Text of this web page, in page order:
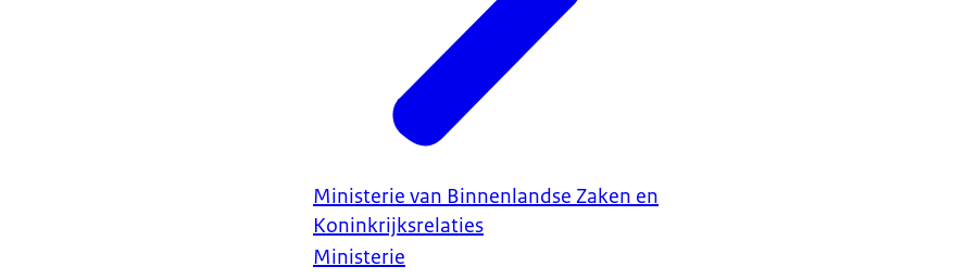
Ministerie van Binnenlandse Zaken en
Koninkrijksrelaties
Ministerie